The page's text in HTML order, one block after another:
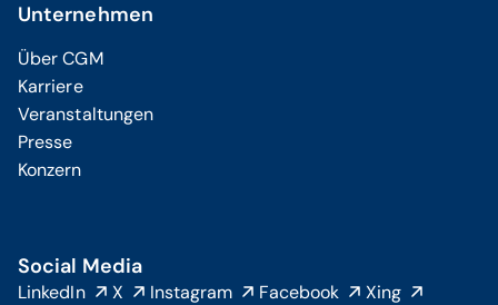
Unternehmen
Über CGM
Karriere
Veranstaltungen
Presse
Konzern
Social Media
LinkedIn X Instagram Facebook Xing